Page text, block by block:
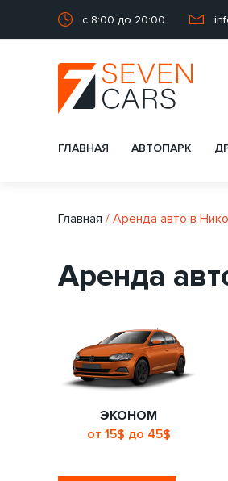
с 8:00 до 20:00
ГЛАВНАЯ АВТОПАРК
Главная / Аренда авто в
Аренда
ЭКОНОМ
от 15$ до 45$